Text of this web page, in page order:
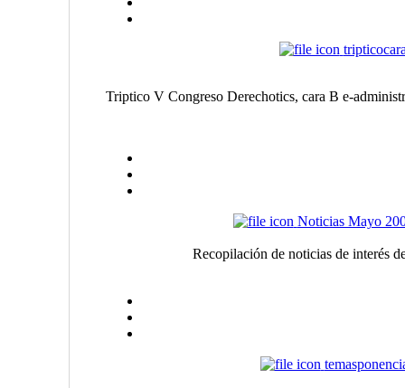
Triptico V Congreso Derechotics, cara B e-
Noticias Mayo
Recopilación de noticias de interés